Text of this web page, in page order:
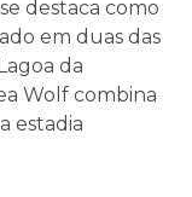
se destaca como
em duas das
da
Wolf combina
estadia